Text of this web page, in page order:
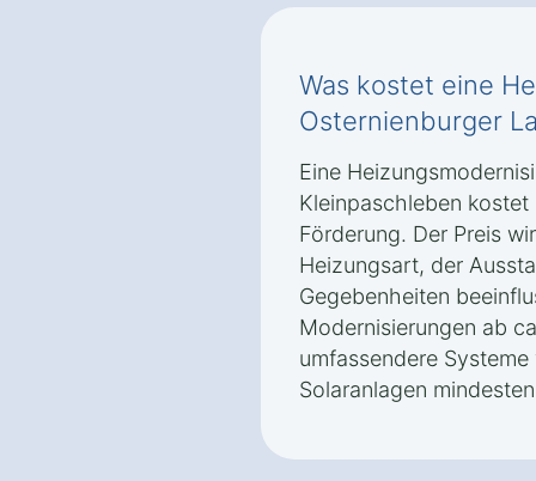
Was kostet eine
Osternienburger
Eine
Kleinpaschleben
Förderung. Der Preis
Heizungsart, der
Gegebenheiten
Modernisierungen ab
umfassendere
Solaranlagen